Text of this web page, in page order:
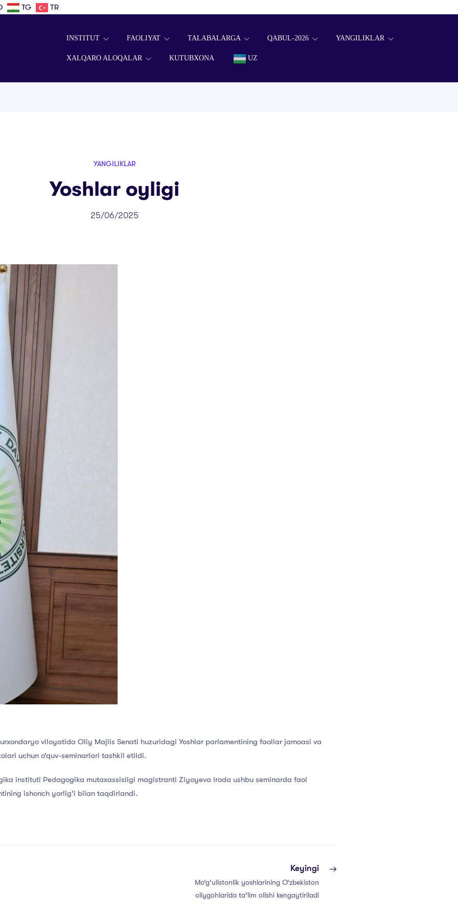
TG TR
INSTITUT FAOLIYAT TALABALARGA QABUL-2026 YANGILIKLAR
XALQARO ALOQALAR KUTUBXONA UZ
YANGILIKLAR
Yoshlar oyligi
25/06/2025
viloyatida Oliy Majlis Senati huzuridagi Yoshlar parlamentining faollar jamoasi va
uchun o’quv-seminarlari tashkil etildi.
instituti Pedagogika mutaxassisligi magistranti Ziyoyeva Iroda ushbu seminarda faol
ishonch yorlig’i bilan taqdirlandi.
Keyingi
Mo‘g‘ulistonlik yoshlarining O‘zbekiston
oliygohlarida ta’lim olishi kengaytiriladi